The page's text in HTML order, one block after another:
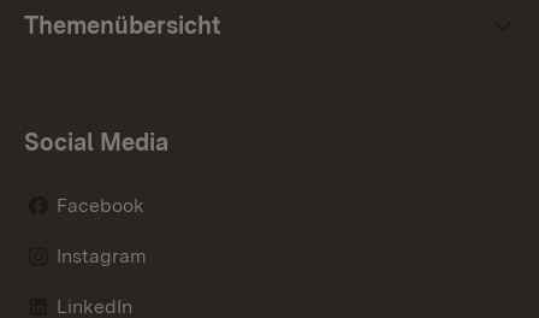
Themenübersicht
Social Media
Facebook
Instagram
LinkedIn